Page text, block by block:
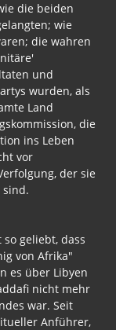
die beiden
wie
die wahren
und
wurden, als
Land
die
ins Leben
vor
der sie
sind.
geliebt, dass
von Afrika"
es über Libyen
nicht mehr
war. Seit
Anführer,